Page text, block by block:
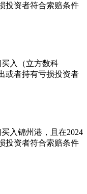
投资者符合索赔条件
买入（立方数科
或者持有亏损投资者
入锦州港，且在2024
投资者符合索赔条件